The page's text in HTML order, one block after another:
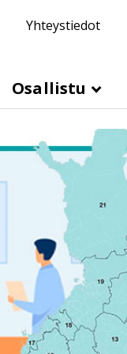
Yhteystiedot
Osallistu